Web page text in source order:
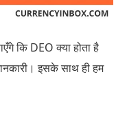
कि DEO क्या होता है
इसके साथ ही हम